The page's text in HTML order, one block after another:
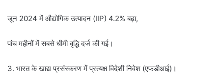
जून 2024 में औद्योगिक उत्पादन (IIP) 4.2% बढ़ा,
पांच महीनों में सबसे धीमी वृद्धि दर्ज की गई।
3. भारत के खाद्य प्रसंस्करण में प्रत्यक्ष विदेशी निवेश (एफडीआई)।